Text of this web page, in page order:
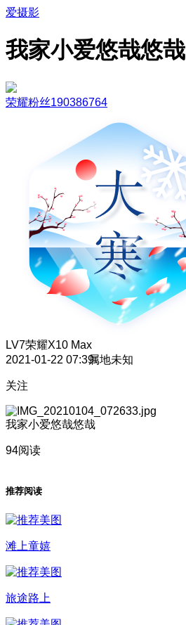
爱摄影
我家小爱悠哉悠哉
荣耀粉丝190386764
LV7荣耀X10 Max
2021-01-22 07:39属地未知
关注
我家小爱悠哉悠哉
94阅读
推荐阅读
滩上童嬉
旅途路上